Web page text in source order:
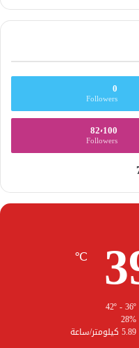
0
Followers
82٬100
Followers
℃
28%
5.89 كيلومتر/ساعة